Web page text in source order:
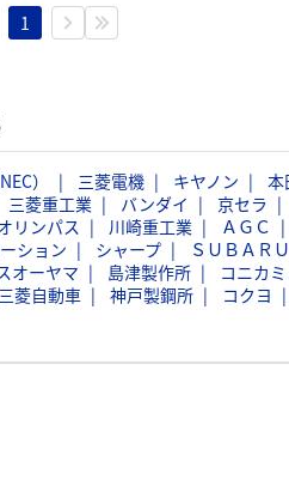
1
） 三菱電機 キヤノン 本
三菱重工業 バンダイ 京セラ
リンパス 川崎重工業 ＡＧＣ
ション シャープ ＳＵＢＡＲＵ
オーヤマ 島津製作所 コニカ
三菱自動車 神戸製鋼所 コクヨ